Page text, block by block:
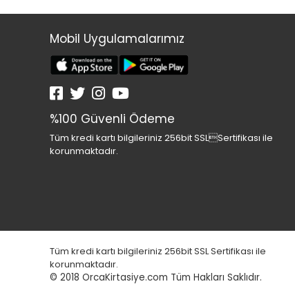
Mobil Uygulamalarımız
%100 Güvenli Ödeme
Tüm kredi kartı bilgileriniz 256bit SSLSertifikası ile
korunmaktadır.
Tüm kredi kartı bilgileriniz 256bit SSL Sertifikası ile
korunmaktadır.
© 2018 OrcaKirtasiye.com Tüm Hakları Saklıdır.